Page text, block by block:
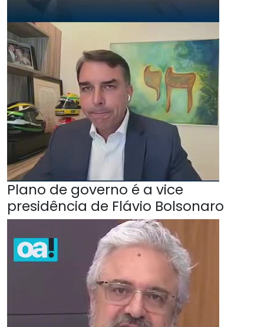
Plano de governo é a vice
presidência de Flávio Bolsonaro